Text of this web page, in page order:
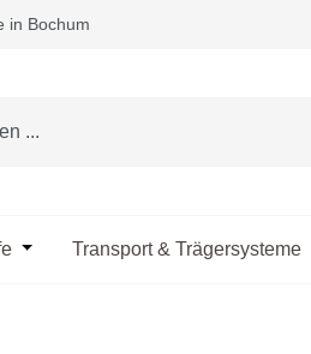
in Bochum
der Kategorie
Öffne oder Schließe das
Transport & Trägersysteme